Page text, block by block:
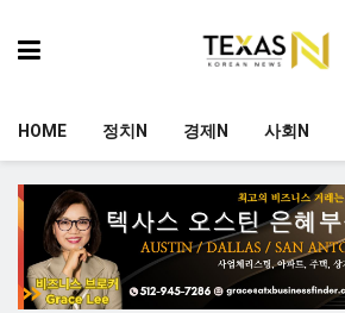
HOME 정치N 경제N 사회N